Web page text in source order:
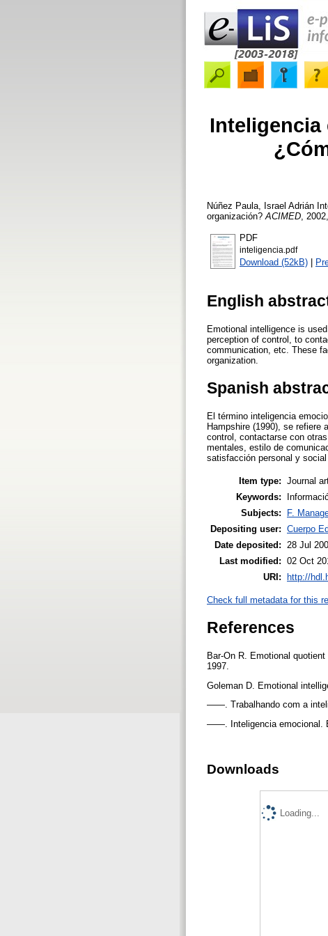
Inteligencia
Núñez Paula, Israel Adrián
organización? ACIMED ,
PDF
inteligencia.pdf
Download (52kB) |
English
Emotional intelligence is
perception of control, to
communication, etc. These
organization.
Spanish
El término inteligencia
Hampshire (1990), se refiere
control, contactarse con
mentales, estilo de
satisfacción personal y
Item type: Journal
Keywords:
Subjects:
F.
Depositing user: Cuerpo
Date deposited:
28 Jul
Last modified: 02 Oct
URI:
http://
Check full metadata for this
References
Bar-On R. Emotional
1997.
Goleman D. Emotional
——. Trabalhando com a
——. Inteligencia emocional.
Downloads
Loading...